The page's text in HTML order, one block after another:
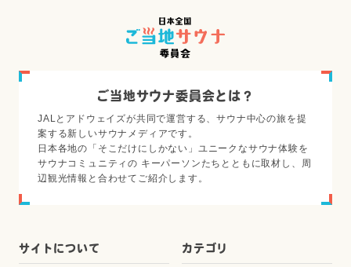
ご当地サウナ委員会とは？
JALとアドウェイズが共同で運営する、サウナ中心の旅を提
案する新しいサウナメディアです。
日本各地の「そこだけにしかない」ユニークなサウナ体験を
サウナコミュニティの キーパーソンたちとともに取材し、周
辺観光情報と合わせてご紹介します。
サイトについて カテゴリ